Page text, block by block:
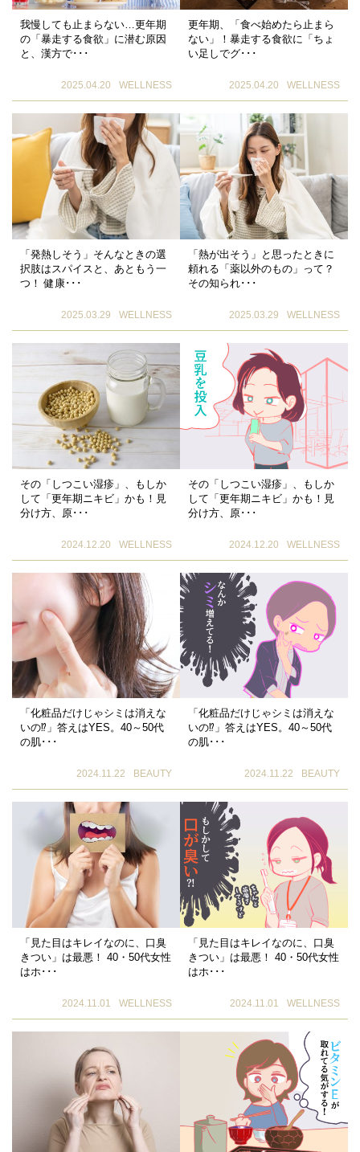
我慢しても止まらない…更年期
の「暴走する食欲」に潜む原因
と、漢方で･･･
2025.04.20 WELLNESS
更年期、「食べ始めたら止まら
ない」！暴走する食欲に「ちょ
い足しでグ･･･
2025.04.20 WELLNESS
「発熱しそう」そんなときの選
択肢はスパイスと、あともう一
つ！ 健康･･･
2025.03.29 WELLNESS
「熱が出そう」と思ったときに
頼れる「薬以外のもの」って？
その知られ･･･
2025.03.29 WELLNESS
その「しつこい湿疹」、もしか
して「更年期ニキビ」かも！見
分け方、原･･･
2024.12.20 WELLNESS
その「しつこい湿疹」、もしか
して「更年期ニキビ」かも！見
分け方、原･･･
2024.12.20 WELLNESS
「化粧品だけじゃシミは消えな
いの⁉」答えはYES。40～50代
の肌･･･
2024.11.22 BEAUTY
「化粧品だけじゃシミは消えな
いの⁉」答えはYES。40～50代
の肌･･･
2024.11.22 BEAUTY
「見た目はキレイなのに、口臭
きつい」は最悪！ 40・50代女性
はホ･･･
2024.11.01 WELLNESS
「見た目はキレイなのに、口臭
きつい」は最悪！ 40・50代女性
はホ･･･
2024.11.01 WELLNESS